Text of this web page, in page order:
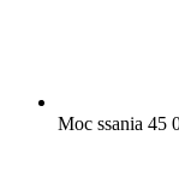
Moc ssania 45